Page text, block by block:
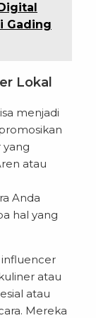
Gading
Lokal
menjadi
yang
atau
Anda
hal yang
influencer
atau
atau
Mereka